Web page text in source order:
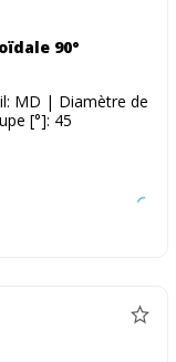
90°
MD | Diamètre de
[°]: 45